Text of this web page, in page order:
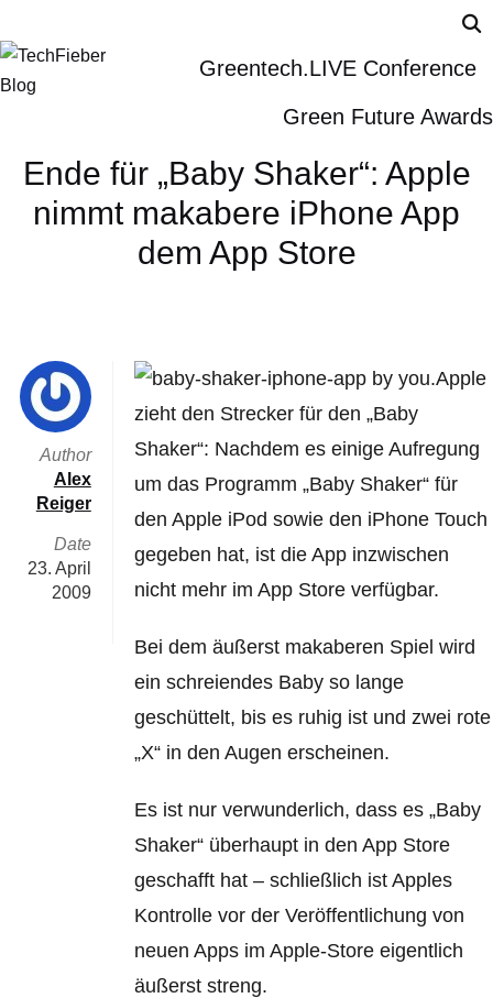
Greentech.LIVE Conference
Green Future Awards
Ende für „Baby Shaker“: Apple
nimmt makabere iPhone App
dem App Store
Apple
zieht den Strecker für den „Baby
Shaker“: Nachdem es einige Aufregung
um das Programm „Baby Shaker“ für
den Apple iPod sowie den iPhone Touch
gegeben hat, ist die App inzwischen
nicht mehr im App Store verfügbar.
Bei dem äußerst makaberen Spiel wird
ein schreiendes Baby so lange
geschüttelt, bis es ruhig ist und zwei rote
„X“ in den Augen erscheinen.
Es ist nur verwunderlich, dass es „Baby
Shaker“ überhaupt in den App Store
geschafft hat – schließlich ist Apples
Kontrolle vor der Veröffentlichung von
neuen Apps im Apple-Store eigentlich
äußerst streng.
Author
Alex
Reiger
Date
23. April
2009